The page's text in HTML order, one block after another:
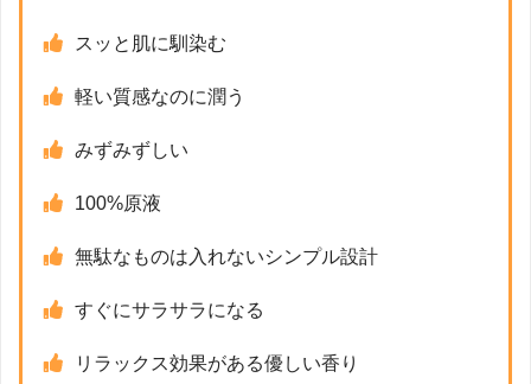
スッと肌に馴染む
軽い質感なのに潤う
みずみずしい
100%原液
無駄なものは入れないシンプル設計
すぐにサラサラになる
リラックス効果がある優しい香り